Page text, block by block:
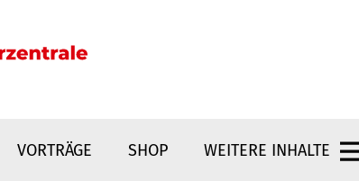
VORTRÄGE SHOP WEITERE INHALTE